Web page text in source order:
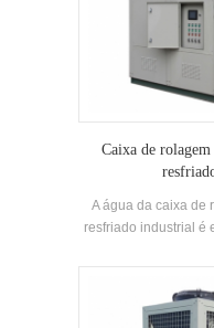
principalmente
condicionado
Caixa de
A água da caixa de
resfriado industrial é
acordo com a
compressores de
controle eletrônico